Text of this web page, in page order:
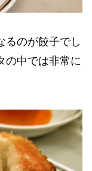
るのが餃子でし
の中では非常に